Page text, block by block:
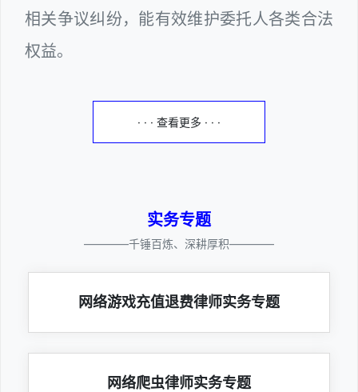
相关争议纠纷，能有效维护委托人各类合法
权益。
· · · 查看更多 · · ·
实务专题
————千锤百炼、深耕厚积————
网络游戏充值退费律师实务专题
网络爬虫律师实务专题